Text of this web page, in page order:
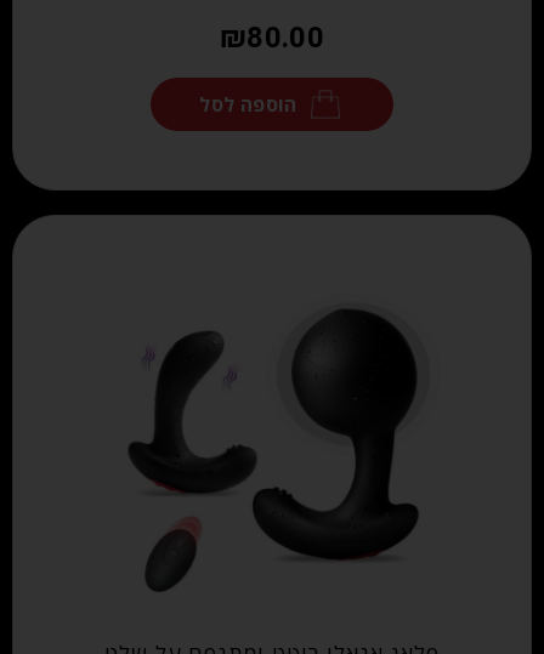
₪80.00
הוספה לסל